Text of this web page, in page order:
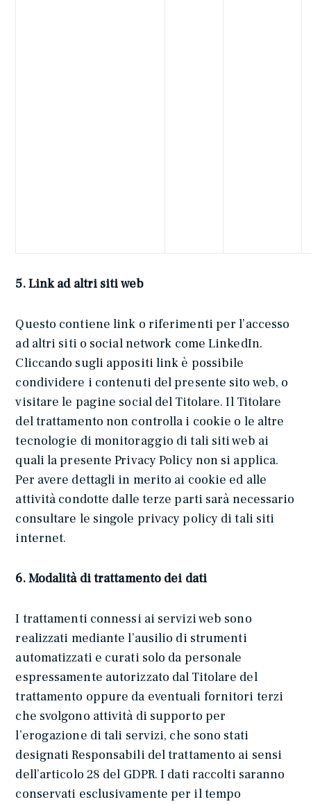
5. Link ad altri siti web
Questo contiene link o riferimenti per l’accesso
ad altri siti o social network come LinkedIn.
Cliccando sugli appositi link è possibile
condividere i contenuti del presente sito web, o
visitare le pagine social del Titolare. Il Titolare
del trattamento non controlla i cookie o le altre
tecnologie di monitoraggio di tali siti web ai
quali la presente Privacy Policy non si applica.
Per avere dettagli in merito ai cookie ed alle
attività condotte dalle terze parti sarà necessario
consultare le singole privacy policy di tali siti
internet.
6. Modalità di trattamento dei dati
I trattamenti connessi ai servizi web sono
realizzati mediante l’ausilio di strumenti
automatizzati e curati solo da personale
espressamente autorizzato dal Titolare del
trattamento oppure da eventuali fornitori terzi
che svolgono attività di supporto per
l’erogazione di tali servizi, che sono stati
designati Responsabili del trattamento ai sensi
dell’articolo 28 del GDPR. I dati raccolti saranno
conservati esclusivamente per il tempo